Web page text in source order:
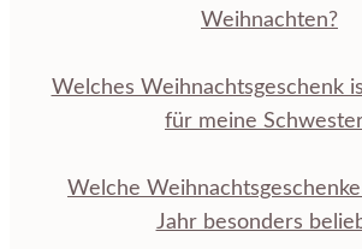
Weihnachten?
Welches Weihnachtsgeschenk
für meine
Welche
Jahr besonders